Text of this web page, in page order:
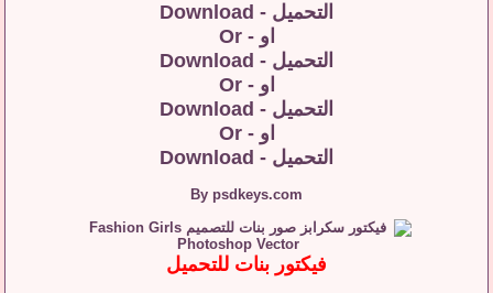
التحميل - Download
او - Or
التحميل - Download
او - Or
التحميل - Download
او - Or
التحميل - Download
By psdkeys.com
فيكتور بنات للتحميل